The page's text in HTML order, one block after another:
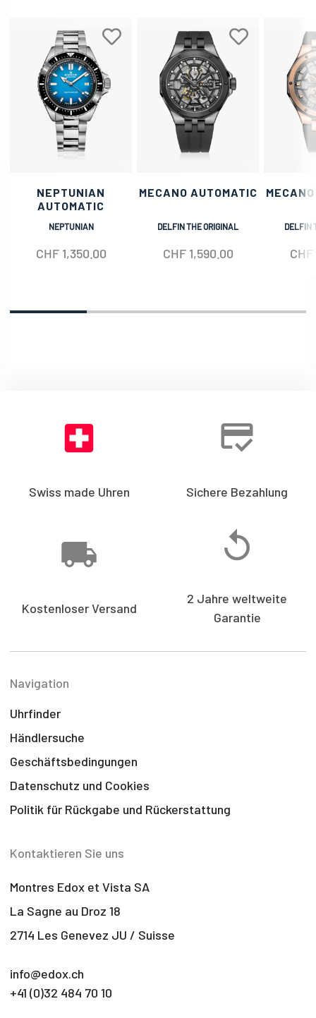
NEPTUNIAN
AUTOMATIC
NEPTUNIAN
CHF1,350.00
MECANO AUTOMATIC
DELFIN THE ORIGINAL
CHF1,590.00
DELFIN
CHF
Swiss made Uhren Sichere Bezahlung
Kostenloser Versand
2 Jahre weltweite
Garantie
Navigation
Uhrfinder
Händlersuche
Geschäftsbedingungen
Datenschutz und Cookies
Politik für Rückgabe und Rückerstattung
Kontaktieren Sie uns
Montres Edox et Vista SA
La Sagne au Droz 18
2714 Les Genevez JU / Suisse
info@edox.ch
+41 (0)32 484 70 10